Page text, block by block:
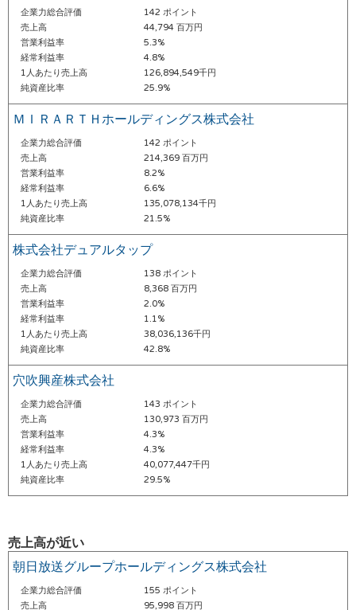
企業力総合評価
142 ポイント
売上高
44,794 百万円
営業利益率
5.3%
経常利益率
4.8%
1人あたり売上高
126,894,549千円
純資産比率
25.9%
ＭＩＲＡＲＴＨホールディングス株式会社
企業力総合評価
142 ポイント
売上高
214,369 百万円
営業利益率
8.2%
経常利益率
6.6%
1人あたり売上高
135,078,134千円
純資産比率
21.5%
株式会社デュアルタップ
企業力総合評価
138 ポイント
売上高
8,368 百万円
営業利益率
2.0%
経常利益率
1.1%
1人あたり売上高
38,036,136千円
純資産比率
42.8%
穴吹興産株式会社
企業力総合評価
143 ポイント
売上高
130,973 百万円
営業利益率
4.3%
経常利益率
4.3%
1人あたり売上高
40,077,447千円
純資産比率
29.5%
売上高が近い
朝日放送グループホールディングス株式会社
企業力総合評価
155 ポイント
売上高
95,998 百万円